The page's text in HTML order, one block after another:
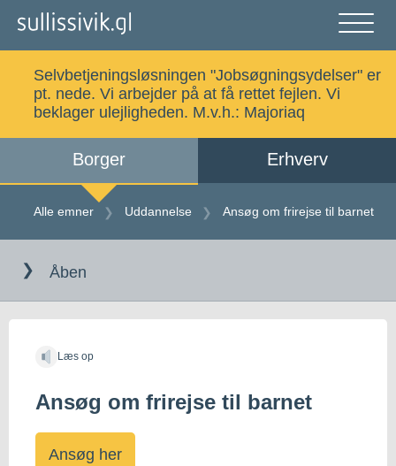
luk
Alle emner Selvbetjening
Kalaallisut
Selvbetjeningsløsningen "Jobsøgningsydelser" er
pt. nede. Vi arbejder på at få rettet fejlen. Vi
beklager ulejligheden. M.v.h.: Majoriaq
Borger Erhverv
Alle emner Uddannelse Ansøg om frirejse til barnet
indholdet
Åben
Læs op
Ansøg om frirejse til barnet
Ansøg her